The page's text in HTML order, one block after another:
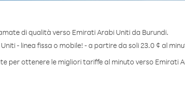
di qualità verso Emirati Arabi Uniti da Burundi.
- linea fissa o mobile! - a partire da soli 23.0 ¢ al
per ottenere le migliori tariffe al minuto verso Emirati